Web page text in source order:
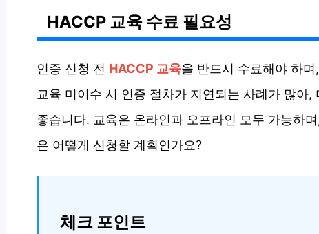
HACCP 교육 수료 필요성
인증 신청 전 HACCP 교육을 반드시 수료해야 하
교육 미이수 시 인증 절차가 지연되는 사례가 많아,
좋습니다. 교육은 온라인과 오프라인 모두 가능하
은 어떻게 신청할 계획인가요?
체크 포인트